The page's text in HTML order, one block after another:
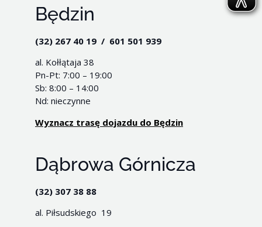
Będzin
(32) 267 40 19 / 601 501 939
al. Kołłątaja 38
Pn-Pt: 7:00 – 19:00
Sb: 8:00 – 14:00
Nd: nieczynne
Wyznacz trasę dojazdu do Będzin
Dąbrowa Górnicza
(32) 307 38 88
al. Piłsudskiego 19